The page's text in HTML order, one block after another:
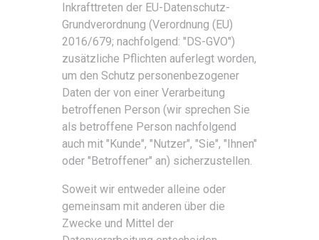
Inkrafttreten der EU-Datenschutz-
Grundverordnung (Verordnung (EU)
2016/679; nachfolgend: "DS-GVO")
zusätzliche Pflichten auferlegt worden,
um den Schutz personenbezogener
Daten der von einer Verarbeitung
betroffenen Person (wir sprechen Sie
als betroffene Person nachfolgend
auch mit "Kunde", "Nutzer", "Sie", "Ihnen"
oder "Betroffener" an) sicherzustellen.
Soweit wir entweder alleine oder
gemeinsam mit anderen über die
Zwecke und Mittel der